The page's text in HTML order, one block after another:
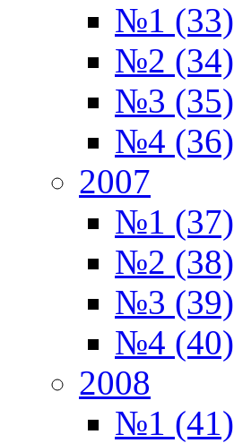
№1 (33)
№2 (34)
№3 (35)
№4 (36)
2007
№1 (37)
№2 (38)
№3 (39)
№4 (40)
2008
№1 (41)